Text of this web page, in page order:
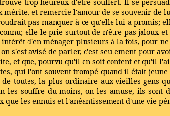
trop heureux d'être souffert. Il se
mérite, et remercie l'amour de se souvenir de
pas manquer à ce qu'elle lui a
elle le prie surtout de n'être pas jaloux
intérêt d'en ménager plusieurs à la fois, pour
s'est avisé de parler, c'est seulement pour
et que, pourvu qu'il en soit content et qu'il
qui l'ont souvent trompé quand il était
de toutes, la plus ordinaire aux vieilles gens
les souffre du moins, on les amuse, ils
que les ennuis et l'anéantissement d'une vie